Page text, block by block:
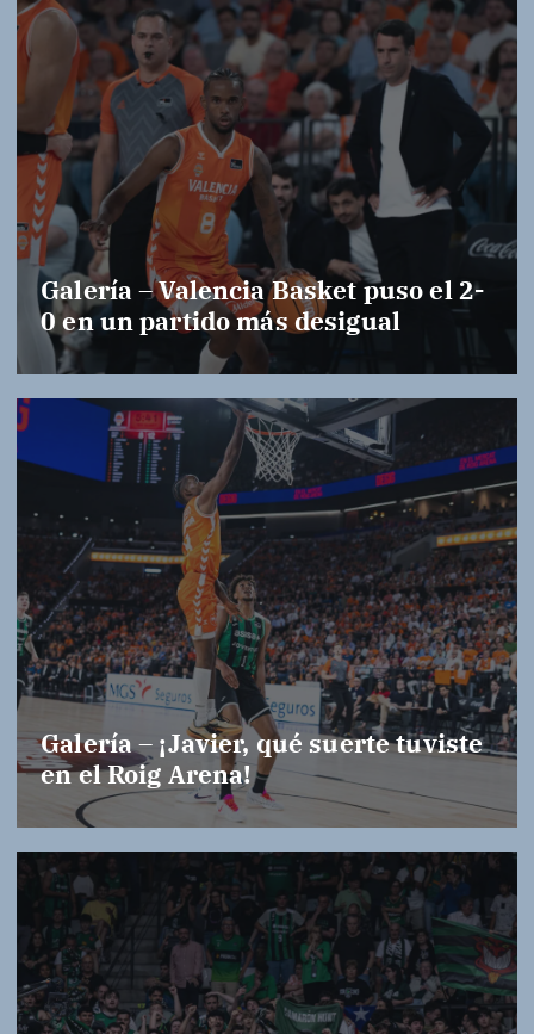
Galería – Valencia Basket puso el 2-
0 en un partido más desigual
Galería – ¡Javier, qué suerte tuviste
en el Roig Arena!